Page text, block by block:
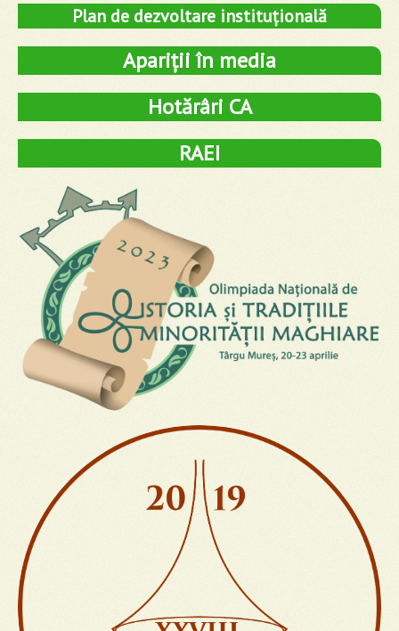
Plan de dezvoltare instituțională
Apariții în media
Hotărâri CA
RAEI